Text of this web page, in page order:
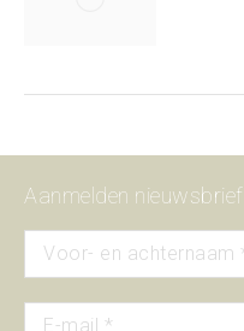
Aanmelden nieuwsbrief